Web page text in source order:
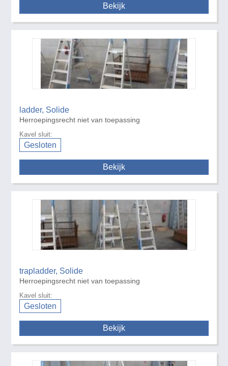
Bekijk
ladder, Solide
Herroepingsrecht niet van toepassing
Kavel sluit:
Gesloten
Bekijk
trapladder, Solide
Herroepingsrecht niet van toepassing
Kavel sluit:
Gesloten
Bekijk